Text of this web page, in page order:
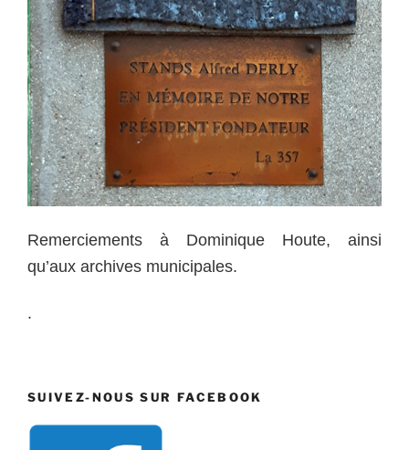
Remerciements à Dominique Houte, ainsi
qu’aux archives municipales.
.
SUIVEZ-NOUS SUR FACEBOOK